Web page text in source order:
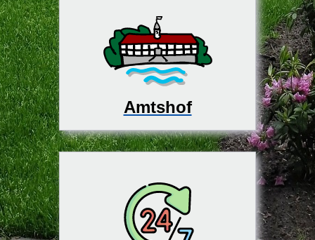
Amtshof